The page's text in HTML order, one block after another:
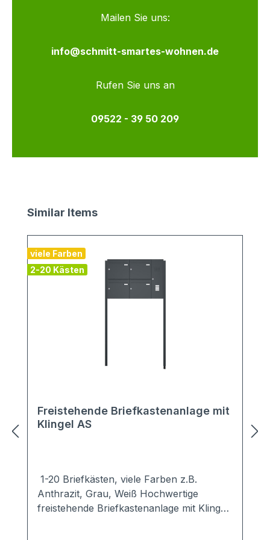
Mailen Sie uns:
info@schmitt-smartes-wohnen.de
Rufen Sie uns an
09522 - 39 50 209
Produktgalerie überspringen
Similar Items
viele Farben
2-20 Kästen
Freistehende Briefkastenanlage mit
Klingel AS
1-20 Briefkästen, viele Farben z.B.
Anthrazit, Grau, Weiß Hochwertige
freistehende Briefkastenanlage mit Klingel